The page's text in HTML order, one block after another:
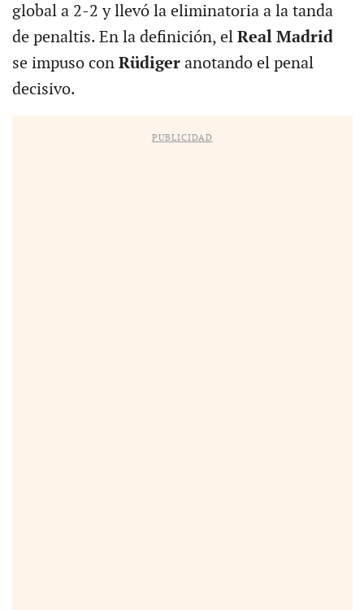
global a 2-2 y llevó la eliminatoria a la tanda
de penaltis. En la definición, el Real Madrid
se impuso con Rüdiger anotando el penal
decisivo.
PUBLICIDAD